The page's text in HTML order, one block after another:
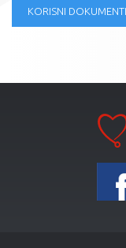
KORISNI DOKUMENTI